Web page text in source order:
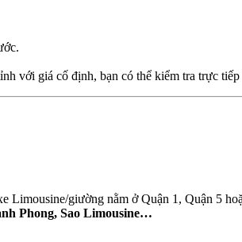
với giá cố định, bạn có thể kiểm tra trực
Limousine/giường nằm ở Quận 1, Quận 5
Phong, Sao Limousine…